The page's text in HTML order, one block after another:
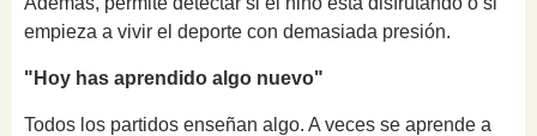
empieza a vivir el deporte con demasiada presión.
"Hoy has aprendido algo nuevo"
Todos los partidos enseñan algo. A veces se aprende a